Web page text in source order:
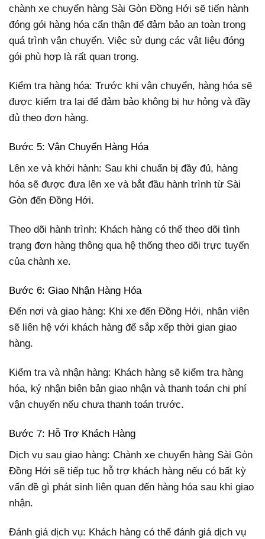
chành xe chuyển hàng Sài Gòn Đồng Hới sẽ tiến hành
đóng gói hàng hóa cẩn thận để đảm bảo an toàn trong
quá trình vận chuyển. Việc sử dụng các vật liệu đóng
gói phù hợp là rất quan trọng.
Kiểm tra hàng hóa: Trước khi vận chuyển, hàng hóa sẽ
được kiểm tra lại để đảm bảo không bị hư hỏng và đầy
đủ theo đơn hàng.
Bước 5: Vận Chuyển Hàng Hóa
Lên xe và khởi hành: Sau khi chuẩn bị đầy đủ, hàng
hóa sẽ được đưa lên xe và bắt đầu hành trình từ Sài
Gòn đến Đồng Hới.
Theo dõi hành trình: Khách hàng có thể theo dõi tình
trạng đơn hàng thông qua hệ thống theo dõi trực tuyến
của chành xe.
Bước 6: Giao Nhận Hàng Hóa
Đến nơi và giao hàng: Khi xe đến Đồng Hới, nhân viên
sẽ liên hệ với khách hàng để sắp xếp thời gian giao
hàng.
Kiểm tra và nhận hàng: Khách hàng sẽ kiểm tra hàng
hóa, ký nhận biên bản giao nhận và thanh toán chi phí
vận chuyển nếu chưa thanh toán trước.
Bước 7: Hỗ Trợ Khách Hàng
Dịch vụ sau giao hàng: Chành xe chuyển hàng Sài Gòn
Đồng Hới sẽ tiếp tục hỗ trợ khách hàng nếu có bất kỳ
vấn đề gì phát sinh liên quan đến hàng hóa sau khi giao
nhận.
Đánh giá dịch vụ: Khách hàng có thể đánh giá dịch vụ